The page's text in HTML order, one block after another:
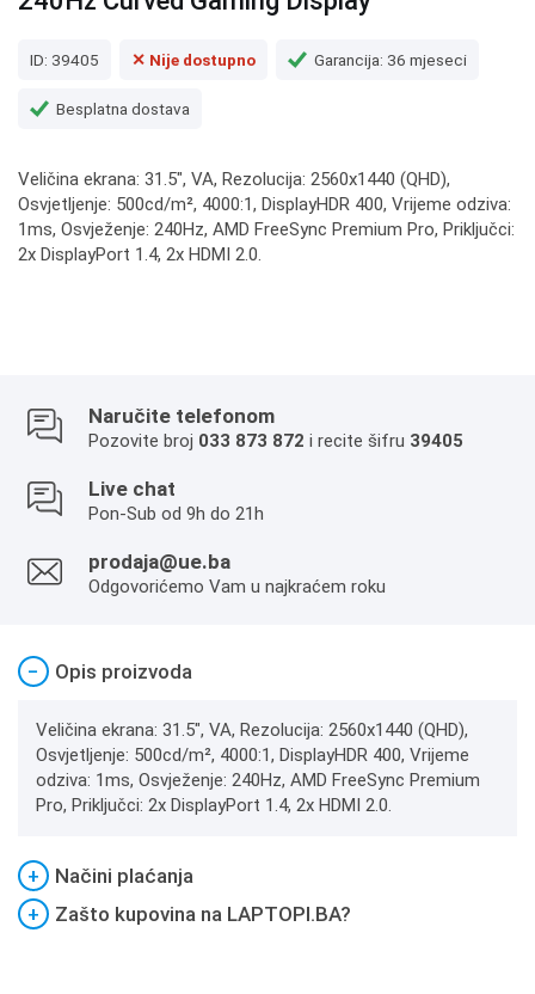
ID: 39405 ✕ Nije dostupno Garancija: 36 mjeseci
Besplatna dostava
Veličina ekrana: 31.5", VA, Rezolucija: 2560x1440 (QHD),
Osvjetljenje: 500cd/m², 4000:1, DisplayHDR 400, Vrijeme odziva:
1ms, Osvježenje: 240Hz, AMD FreeSync Premium Pro, Priključci:
2x DisplayPort 1.4, 2x HDMI 2.0.
Naručite telefonom
Pozovite broj 033 873 872 i recite šifru 39405
Live chat
Pon-Sub od 9h do 21h
prodaja@ue.ba
Odgovorićemo Vam u najkraćem roku
− Opis proizvoda
Veličina ekrana: 31.5", VA, Rezolucija: 2560x1440 (QHD),
Osvjetljenje: 500cd/m², 4000:1, DisplayHDR 400, Vrijeme
odziva: 1ms, Osvježenje: 240Hz, AMD FreeSync Premium
Pro, Priključci: 2x DisplayPort 1.4, 2x HDMI 2.0.
+
Načini plaćanja
+
Zašto kupovina na LAPTOPI.BA?